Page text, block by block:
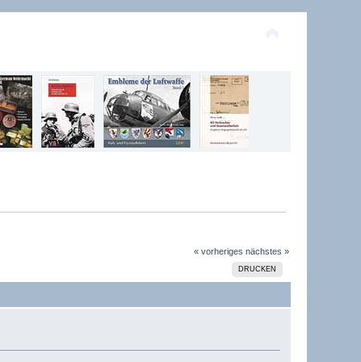
« vorheriges nächstes »
DRUCKEN